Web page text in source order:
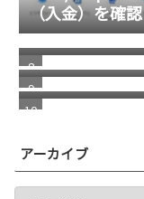
（入金）を確
進化する画像
ってショップ
自分で考える
若い頃の健康
志向の違い
アーカイブ